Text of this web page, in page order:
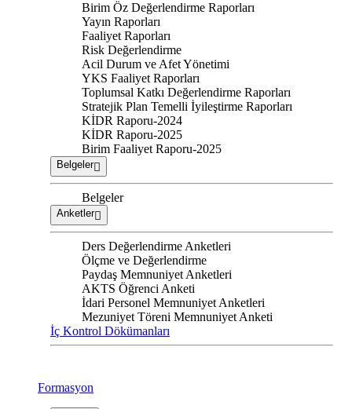
Birim Öz Değerlendirme Raporları
Yayın Raporları
Faaliyet Raporları
Risk Değerlendirme
Acil Durum ve Afet Yönetimi
YKS Faaliyet Raporları
Toplumsal Katkı Değerlendirme Raporları
Stratejik Plan Temelli İyileştirme Raporları
KİDR Raporu-2024
KİDR Raporu-2025
Birim Faaliyet Raporu-2025
Belgeler
Belgeler
Anketler
Ders Değerlendirme Anketleri
Ölçme ve Değerlendirme
Paydaş Memnuniyet Anketleri
AKTS Öğrenci Anketi
İdari Personel Memnuniyet Anketleri
Mezuniyet Töreni Memnuniyet Anketi
İç Kontrol Dökümanları
Formasyon